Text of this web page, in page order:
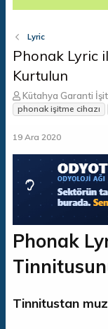
Lyric
Phonak Lyric
Kurtulun
K
o
b
b
a
a
n
Kütahya Garanti
phonak işitme cihazı
19 Ara 2020
Phonak
Tinnitustan